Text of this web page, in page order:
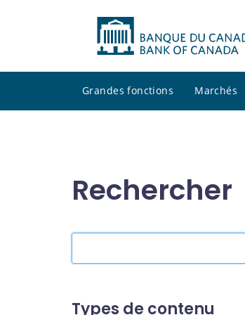
Grandes fonctions Marchés
Rechercher
site
Types de contenu